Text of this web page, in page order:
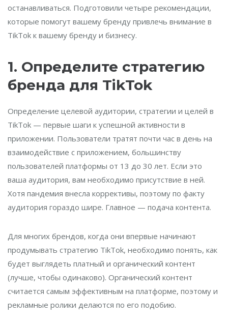
останавливаться. Подготовили четыре рекомендации,
которые помогут вашему бренду привлечь внимание в
TikTok к вашему бренду и бизнесу.
1. Определите стратегию
бренда для TikTok
Определение целевой аудитории, стратегии и целей в
TikTok — первые шаги к успешной активности в
приложении. Пользователи тратят почти час в день на
взаимодействие с приложением, большинству
пользователей платформы от 13 до 30 лет. Если это
ваша аудитория, вам необходимо присутствие в ней.
Хотя пандемия внесла коррективы, поэтому по факту
аудитория гораздо шире. Главное — подача контента.
Для многих брендов, когда они впервые начинают
продумывать стратегию TikTok, необходимо понять, как
будет выглядеть платный и органический контент
(лучше, чтобы одинаково). Органический контент
считается самым эффективным на платформе, поэтому и
рекламные ролики делаются по его подобию.